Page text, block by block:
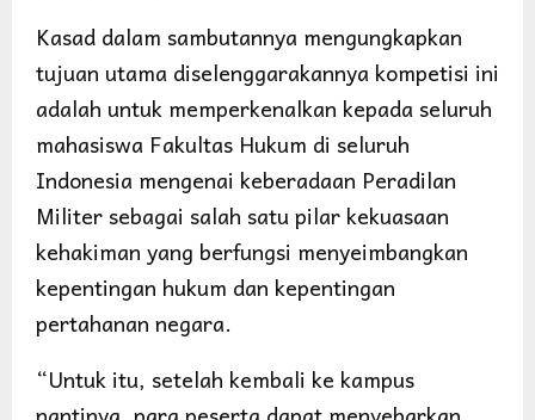
Kasad dalam sambutannya mengungkapkan
tujuan utama diselenggarakannya kompetisi ini
adalah untuk memperkenalkan kepada seluruh
mahasiswa Fakultas Hukum di seluruh
Indonesia mengenai keberadaan Peradilan
Militer sebagai salah satu pilar kekuasaan
kehakiman yang berfungsi menyeimbangkan
kepentingan hukum dan kepentingan
pertahanan negara.
“Untuk itu, setelah kembali ke kampus